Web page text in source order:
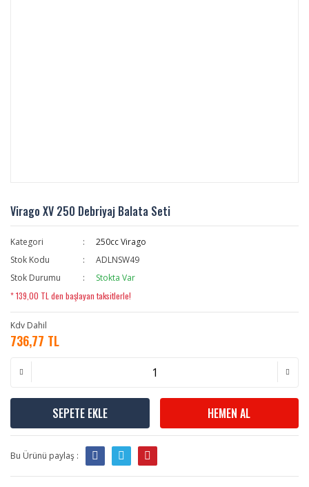
Virago XV 250 Debriyaj Balata Seti
Kategori
250cc Virago
Stok Kodu
ADLNSW49
Stok Durumu
Stokta Var
* 139,00 TL den başlayan taksitlerle!
Kdv Dahil
736,77 TL
SEPETE EKLE HEMEN AL
Bu Ürünü paylaş :